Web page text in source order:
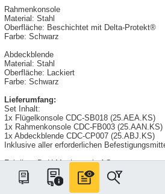
Rahmenkonsole
Material: Stahl
Oberfläche: Beschichtet mit Delta-Protekt®
Farbe: Schwarz
Abdeckblende
Material: Stahl
Oberfläche: Lackiert
Farbe: Schwarz
Lieferumfang:
Set Inhalt:
1x Flügelkonsole CDC-SB018 (25.AEA.KS)
1x Rahmenkonsole CDC-FB003 (25.AAN.KS)
1x Abdeckblende CDC-CP007 (25.ABJ.KS)
Inklusive aller erforderlichen
Fabrikat: D+H Mechatronic AG
Typ: CDC-BS046-IFI
Für Ausführungsvarianten steht Ihnen der